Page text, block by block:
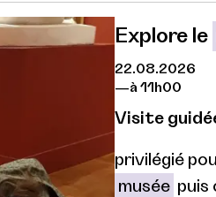
Explore le
22.08.2026
à 11h00
Visite
privilégié
musée puis